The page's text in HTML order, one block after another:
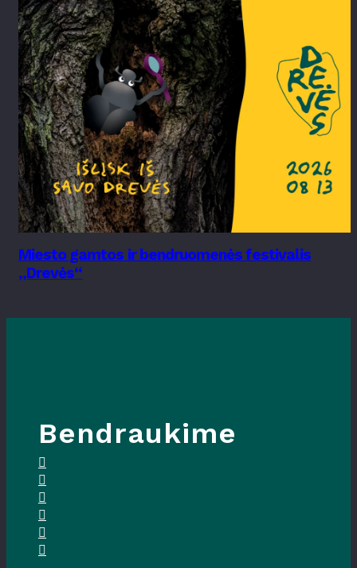
Miesto gamtos ir bendruomenės festivalis
„Drevės“
Bendraukime